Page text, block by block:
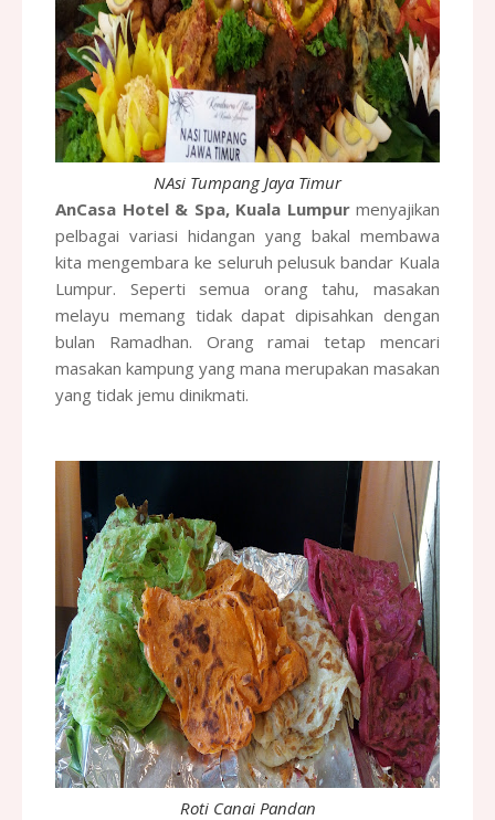
NAsi Tumpang Jaya Timur
AnCasa Hotel & Spa, Kuala Lumpur menyajikan
pelbagai variasi hidangan yang bakal membawa
kita mengembara ke seluruh pelusuk bandar Kuala
Lumpur. Seperti semua orang tahu, masakan
melayu memang tidak dapat dipisahkan dengan
bulan Ramadhan. Orang ramai tetap mencari
masakan kampung yang mana merupakan masakan
yang tidak jemu dinikmati.
Roti Canai Pandan